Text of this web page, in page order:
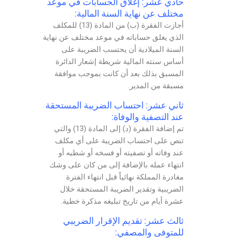
مختلف عن نهاية السنة المالية:
أجازت الفقرة (ب) من المادة (13) للمكلف
الذي يغلق حساباته في موعد مختلف عن نهاية
السنة الميلادية أن يحتسب الضريبة على
أساس سنته المالية شريطة إشعار الدائرة
المسبق بذلك بعد أن كانت بموجب موافقة
مسبقة من المدير.
ثاني عشر: احتساب الضريبة المستحقة
عند التصفية والوفاة:
تم إضافة الفقرة (د) إلى المادة (13) والتي
تنص على احتساب الضريبة على أي مكلف
عند وفاته أو تصفيته أو فسخه أو شطبه أو
انتهاء عمله بالإضافة إلى من كان على وشك
مغادرة المملكة نهائياً قبل انتهاء الفترة
الضريبية وتقدير الضريبة المستحقة خلال
عشرة أيام من تاريخ تبليغه مذكرة خطية.
ثالث عشر: تقديم الإقرار الضريبي
للمتوفى والمصفي: